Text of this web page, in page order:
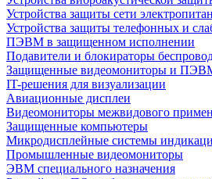
Устройства защиты сети
Устройства защиты телефонных и
ПЭВМ в защищенном исполнении
Подавители и блокираторы
Защищенные видеомониторы и
IT-решения для визуализации
Авиационные дисплеи
Видеомониторы межвидового
Защищенные компьютеры
Микродисплейные системы
Промышленные видеомониторы
ЭВМ специального назначения